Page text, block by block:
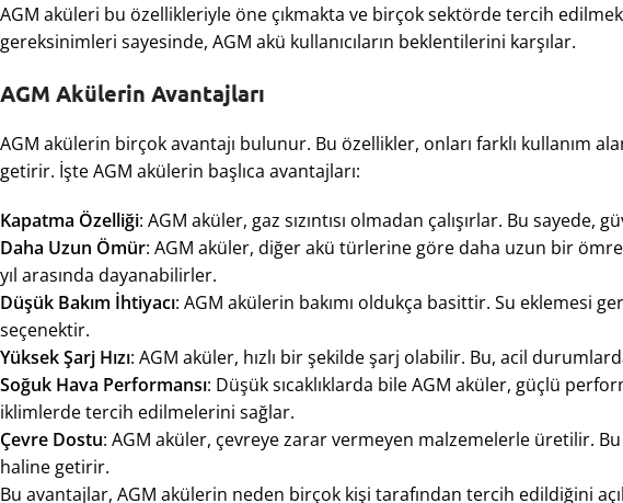
AGM aküleri bu özellikleriyle öne çıkmakta ve birçok sektörde tercih
gereksinimleri sayesinde, AGM akü kullanıcıların beklentilerini karşılar.
AGM Akülerin Avantajları
AGM akülerin birçok avantajı bulunur. Bu özellikler, onları farklı kullanım
getirir. İşte AGM akülerin başlıca avantajları:
Kapatma Özelliği: AGM aküler, gaz sızıntısı olmadan çalışırlar. Bu sayede,
Daha Uzun Ömür: AGM aküler, diğer akü türlerine göre daha uzun bir
yıl arasında dayanabilirler.
Düşük Bakım İhtiyacı: AGM akülerin bakımı oldukça basittir. Su eklemesi
seçenektir.
Yüksek Şarj Hızı: AGM aküler, hızlı bir şekilde şarj olabilir. Bu, acil
Soğuk Hava Performansı: Düşük sıcaklıklarda bile AGM aküler, güçlü
iklimlerde tercih edilmelerini sağlar.
Çevre Dostu: AGM aküler, çevreye zarar vermeyen malzemelerle üretilir.
haline getirir.
Bu avantajlar, AGM akülerin neden birçok kişi tarafından tercih edildiğini